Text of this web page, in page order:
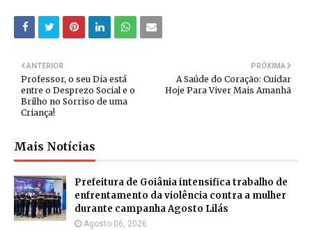
PRÓXIMA
A Saúde do Coração: Cuidar
Hoje Para Viver Mais Amanhã
ANTERIOR
Professor, o seu Dia está
entre o Desprezo Social e o
Brilho no Sorriso de uma
Criança!
Mais Notícias
Prefeitura de Goiânia intensifica trabalho de
enfrentamento da violência contra a mulher
durante campanha Agosto Lilás
Agosto 06, 2026